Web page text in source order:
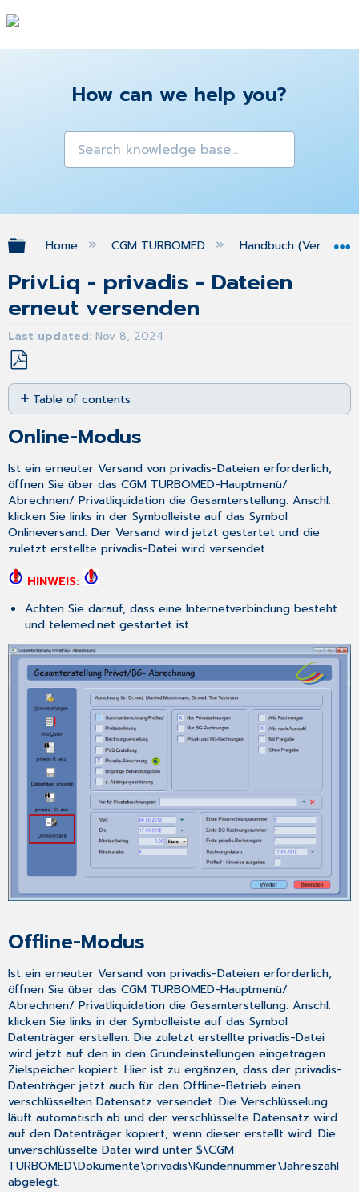
How can we help you?
Expand/collapse global hierarchy
Home CGM TURBOMED Handbuch (Version
PrivLiq - privadis - Dateien
erneut versenden
Last updated Nov 8, 2024
Save
as
PDF
Table of contents
Modus
Modus
Online-Modus
Ist ein erneuter Versand von privadis-Dateien erforderlich,
öffnen Sie über dasCGM TURBOMED-Hauptmenü/
Abrechnen/Privatliquidation dieGesamterstellung. Anschl.
klicken Sie links in der Symbolleiste auf das Symbol
Onlineversand. Der Versand wird jetzt gestartet und die
zuletzt erstellte privadis-Datei wird versendet.
HINWEIS:
Achten Sie darauf, dass eine Internetverbindung besteht
und telemed.net gestartet ist.
Offline-Modus
Ist ein erneuter Versand von privadis-Dateien erforderlich,
öffnen Sie über dasCGM TURBOMED-Hauptmenü/
Abrechnen/Privatliquidation dieGesamterstellung. Anschl.
klicken Sie links in der Symbolleiste auf das Symbol
Datenträger erstellen. Die zuletzt erstellte privadis-Datei
wird jetzt auf den in denGrundeinstellungen eingetragen
Zielspeicher kopiert. Hier ist zu ergänzen, dass der privadis-
Datenträger jetzt auch für den Offline-Betrieb einen
verschlüsselten Datensatz versendet. Die Verschlüsselung
läuft automatisch ab und der verschlüsselte Datensatz wird
auf den Datenträger kopiert, wenn dieser erstellt wird. Die
unverschlüsselte Datei wird unter $\CGM
TURBOMED\Dokumente\privadis\Kundennummer\Jahreszahl
abgelegt.